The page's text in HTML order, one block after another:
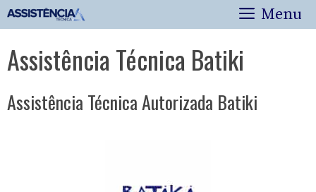
Pular
para
conteúdo
Menu
Assistência Técnica Batiki
Assistência Técnica Autorizada Batiki